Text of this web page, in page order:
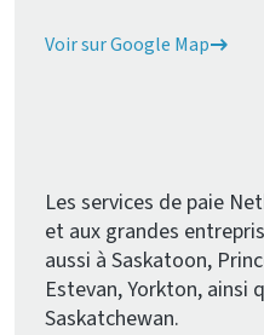
Voir sur Google Map
Les services de paie
et aux grandes
aussi à Saskatoon,
Estevan, Yorkton, ainsi
Saskatchewan.